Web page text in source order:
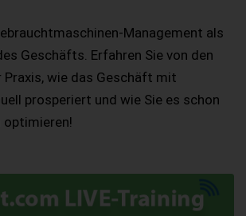
Management als
Geschäfts. Erfahren Sie von den
Praxis, wie das Geschäft mit
prosperiert und wie Sie es schon